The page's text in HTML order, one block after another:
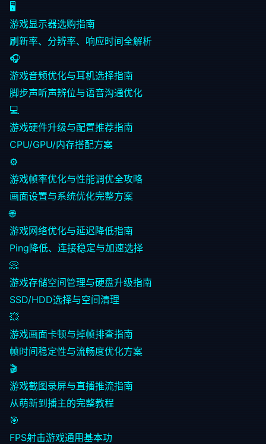
🖥️
游戏显示器选购指南
刷新率、分辨率、响应时间全解析
🎧
游戏音频优化与耳机选择指南
脚步声听声辨位与语音沟通优化
💻
游戏硬件升级与配置推荐指南
CPU/GPU/内存搭配方案
⚙️
游戏帧率优化与性能调优全攻略
画面设置与系统优化完整方案
🌐
游戏网络优化与延迟降低指南
Ping降低、连接稳定与加速选择
📀
游戏存储空间管理与硬盘升级指南
SSD/HDD选择与空间清理
💥
游戏画面卡顿与掉帧排查指南
帧时间稳定性与流畅度优化方案
🎬
游戏截图录屏与直播推流指南
从萌新到播主的完整教程
🎯
FPS射击游戏通用基本功